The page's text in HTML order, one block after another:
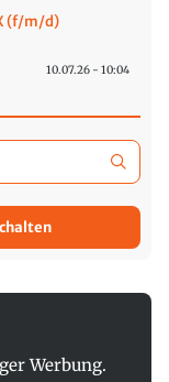
(f/m/d)
10.07.26 - 10:04
Werbung.